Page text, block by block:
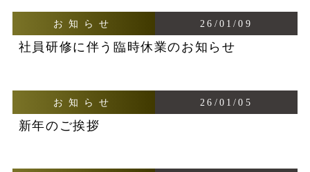
お知らせ 26/01/09
社員研修に伴う臨時休業のお知らせ
お知らせ 26/01/05
新年のご挨拶